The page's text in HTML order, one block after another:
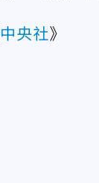
中央社》